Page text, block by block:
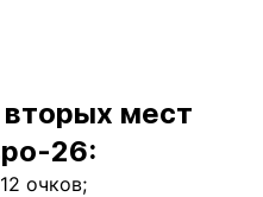
мест
26:
очков;